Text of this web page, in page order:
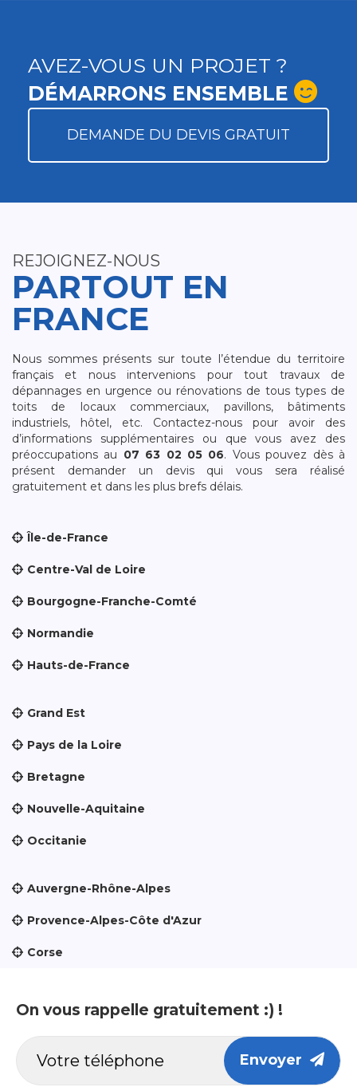
AVEZ-VOUS UN PROJET ?
DÉMARRONS ENSEMBLE
DEMANDE DU DEVIS GRATUIT
REJOIGNEZ-NOUS
PARTOUT EN
FRANCE
Nous sommes présents sur toute l’étendue du territoire
français et nous intervenions pour tout travaux de
dépannages en urgence ou rénovations de tous types de
toits de locaux commerciaux, pavillons, bâtiments
industriels, hôtel, etc. Contactez-nous pour avoir des
d’informations supplémentaires ou que vous avez des
préoccupations au 07 63 02 05 06. Vous pouvez dès à
présent demander un devis qui vous sera réalisé
gratuitement et dans les plus brefs délais.
Île-de-France
Centre-Val de Loire
Bourgogne-Franche-Comté
Normandie
Hauts-de-France
Grand Est
Pays de la Loire
Bretagne
Nouvelle-Aquitaine
Occitanie
Auvergne-Rhône-Alpes
Provence-Alpes-Côte d'Azur
Corse
On vous rappelle gratuitement :) !
Envoyer